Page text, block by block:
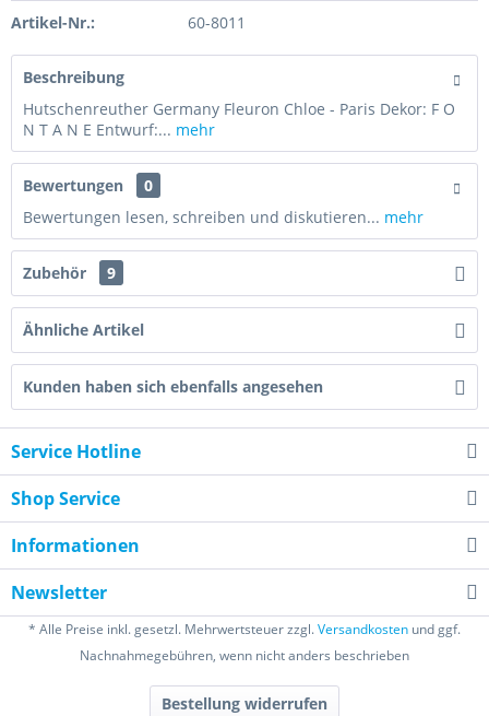
Artikel-Nr.: 60-8011
Beschreibung
Hutschenreuther Germany Fleuron Chloe - Paris Dekor: F O
N T A N E Entwurf:... mehr
Bewertungen
0
Bewertungen lesen, schreiben und diskutieren... mehr
Zubehör 9
Ähnliche Artikel
Kunden haben sich ebenfalls angesehen
Service Hotline
Shop Service
Informationen
Newsletter
* Alle Preise inkl. gesetzl. Mehrwertsteuer zzgl.Versandkosten und ggf.
Nachnahmegebühren, wenn nicht anders beschrieben
Bestellung widerrufen